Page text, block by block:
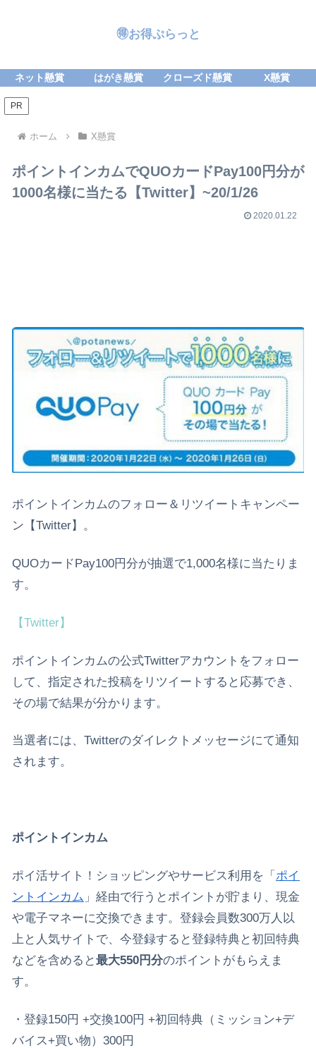
🉐お得ぷらっと
ネット懸賞 はがき懸賞 クローズド懸賞 X懸賞
PR
ホーム X懸賞
ポイントインカムでQUOカードPay100円分が
1000名様に当たる【Twitter】~20/1/26
2020.01.22
ポイントインカムのフォロー＆リツイートキャンペー
ン【Twitter】。
QUOカードPay100円分が抽選で1,000名様に当たりま
す。
【Twitter】
ポイントインカムの公式Twitterアカウントをフォロー
して、指定された投稿をリツイートすると応募でき、
その場で結果が分かります。
当選者には、Twitterのダイレクトメッセージにて通知
されます。
ポイントインカム
ポイ活サイト！ショッピングやサービス利用を「 ポイ
ントインカム 」経由で行うとポイントが貯まり、現金
や電子マネーに交換できます。登録会員数300万人以
上と人気サイトで、今登録すると登録特典と初回特典
などを含めると最大550円分のポイントがもらえま
す。
・登録150円 +交換100円 +初回特典（ミッション+デ
バイス+買い物）300円